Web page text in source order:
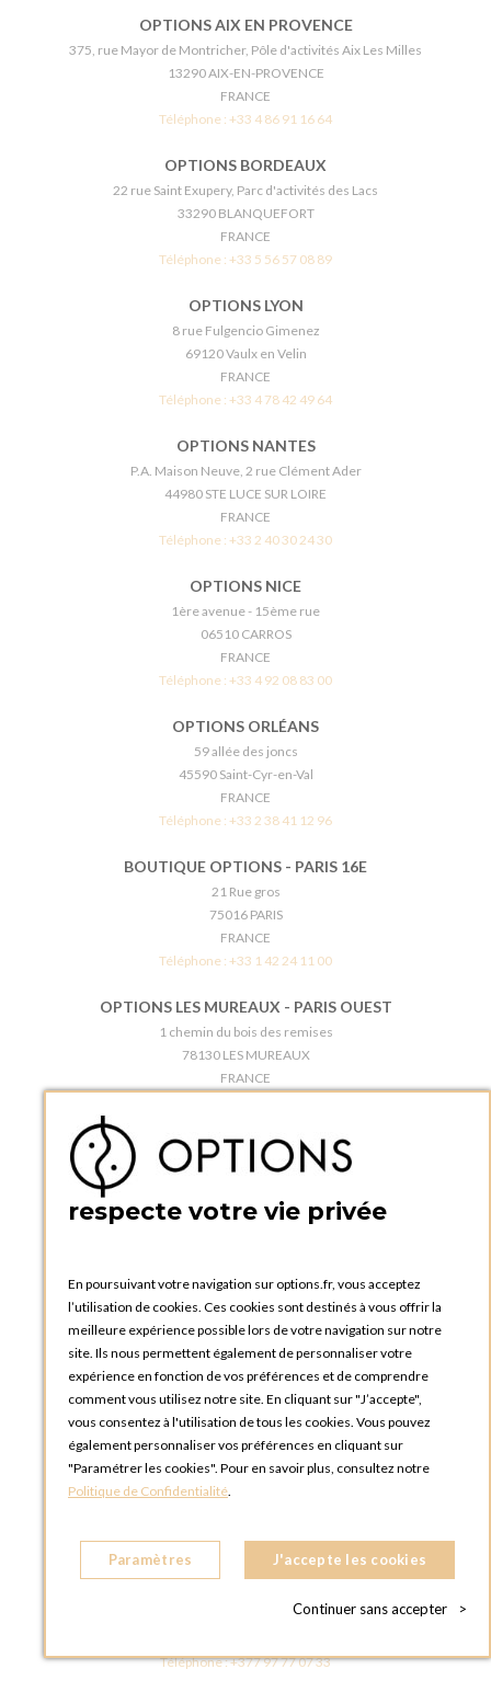
OPTIONS AIX EN PROVENCE
375, rue Mayor de Montricher, Pôle d'activités Aix Les Milles
13290 AIX-EN-PROVENCE
FRANCE
Téléphone : +33 4 86 91 16 64
OPTIONS BORDEAUX
22 rue Saint Exupery, Parc d'activités des Lacs
33290 BLANQUEFORT
FRANCE
Téléphone : +33 5 56 57 08 89
OPTIONS LYON
8 rue Fulgencio Gimenez
69120 Vaulx en Velin
FRANCE
Téléphone : +33 4 78 42 49 64
OPTIONS NANTES
P.A. Maison Neuve, 2 rue Clément Ader
44980 STE LUCE SUR LOIRE
FRANCE
Téléphone : +33 2 40 30 24 30
OPTIONS NICE
1ère avenue - 15ème rue
06510 CARROS
FRANCE
Téléphone : +33 4 92 08 83 00
OPTIONS ORLÉANS
59 allée des joncs
45590 Saint-Cyr-en-Val
FRANCE
Téléphone : +33 2 38 41 12 96
BOUTIQUE OPTIONS - PARIS 16E
21 Rue gros
75016 PARIS
FRANCE
Téléphone : +33 1 42 24 11 00
OPTIONS LES MUREAUX - PARIS OUEST
1 chemin du bois des remises
78130 LES MUREAUX
FRANCE
BOUTIQUE OPTIONS - PARIS 5E
5 quai de la tournelle
FRANCE
OPTIONS ROUEN
Rue du Clos Tellier
76800 Saint-Etienne-du-Rouvray
FRANCE
Téléphone :+33 2 35 08 38 53
OPTIONS TOULOUSE
6 rue Gaye Marie, ZAC de Saint-Martin du Touch
31300 Toulouse
FRANCE
OPTIONS MC
Téléphone :+377 97 77 07 33
respecte votre vie privée
En poursuivant votre navigation sur options.fr, vous acceptez
l’utilisation de cookies. Ces cookies sont destinés à vous offrir la
meilleure expérience possible lors de votre navigation sur notre
site. Ils nous permettent également de personnaliser votre
expérience en fonction de vos préférences et de comprendre
comment vous utilisez notre site. En cliquant sur "J’accepte",
vous consentez à l'utilisation de tous les cookies. Vous pouvez
également personnaliser vos préférences en cliquant sur
"Paramétrer les cookies". Pour en savoir plus, consultez notre
Politique de Confidentialité.
Paramètres J'accepte les cookies
Continuer sans accepter >